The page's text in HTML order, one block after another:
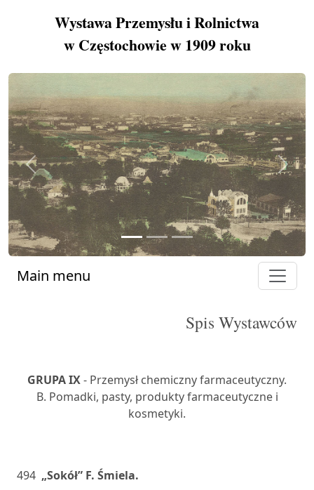
Wystawa Przemysłu i Rolnictwa
w Częstochowie w 1909 roku
Previous Next
Main menu
Spis Wystawców
GRUPA IX- Przemysł chemiczny farmaceutyczny.
B. Pomadki, pasty, produkty farmaceutyczne i
kosmetyki.
494 „Sokół” F. Śmiela.